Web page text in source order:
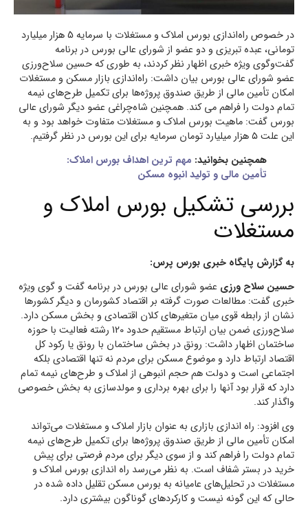
در خصوص راه‌اندازی بورس املاک و مستغلات با سرمایه 5 هزار میلیارد
تومانی، عبده تبریزی و دو عضو از شورای عالی بورس در برنامه
گفت‌وگوی ویژه خبری اظهار نظر کردند، به طوری که حسین سلاح‌ورزی
عضو شورای عالی بورس بیان داشت: راه‌اندازی بازار مسکن و مستغلات
امکان تأمین مالی از طریق صندوق پروژه‌ها برای تکمیل طرح‌های نیمه
تمام دولت را فراهم می کند. همچنین شاه‌چراغی عضو دیگر شورای عالی
بورس گفت: ماهیت بورس املاک و مستغلات متفاوت خواهد بود و به
این علت ۵ هزار میلیارد تومان سرمایه برای این بورس در نظر گرفتیم.
همچنین بخوانید: مهم ترین اهداف بورس املاک:
تأمین مالی و تولید انبوه مسکن
بررسی تشکیل بورس املاک و
مستغلات
به گزارش پایگاه خبری بورس پرس:
حسین سلاح ورزی عضو شورای عالی بورس در برنامه گفت و گوی ویژه
خبری گفت: مطالعات صورت گرفته بر اقتصاد کشورمان و دیگر کشورها
نشان از رابطه قوی میان متغیرهای کلان اقتصادی و بخش مسکن دارد.
سلاح‌ورزی ضمن بیان ارتباط مستقیم حدود 120 رشته فعالیت با حوزه
ساختمان اظهار داشت: رونق در بخش ساختمان با رونق یا رکود کل
اقتصاد ارتباط دارد و موضوع مسکن برای مردم نه تنها اقتصادی بلکه
اجتماعی است و دولت هم حجم انبوهی از املاک و طرح‌های نیمه تمام
دارد که قرار بود آنها را برای بهره برداری و مولدسازی به بخش خصوصی
واگذار کند.
وی افزود: راه اندازی بازاری به عنوان بازار املاک و مستغلات می‌تواند
امکان تأمین مالی از طریق صندوق پروژه‌ها برای تکمیل طرح‌های نیمه
تمام دولت را فراهم کند و از سوی دیگر برای مردم فرصتی برای پیش
خرید در بستر شفاف است. به نظر می‌رسد راه اندازی بورس املاک و
مستغلات در تحلیل‌های عامیانه به بورس مسکن تقلیل داده شده در
حالی که این گونه نیست و کارکرد‌های گوناگون بیشتری دارد.